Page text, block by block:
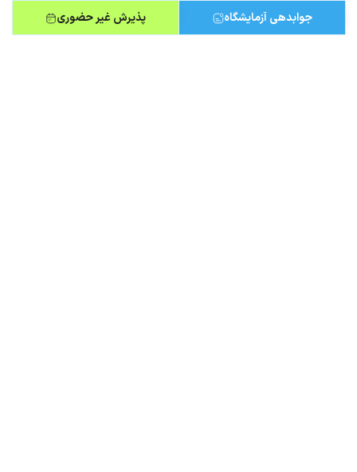
راهنمای جامع اهدای خون
در این راهنمای جامع با شرایط و مراحل اهدای خون،
جوابدهی آزمایشگاه پذیرش غیر حضوری